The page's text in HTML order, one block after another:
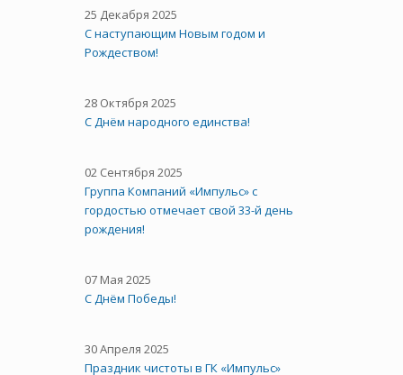
25 Декабря 2025
С наступающим Новым годом и
Рождеством!
28 Октября 2025
C Днём народного единства!
02 Сентября 2025
Группа Компаний «Импульс» с
гордостью отмечает свой 33-й день
рождения!
07 Мая 2025
С Днём Победы!
30 Апреля 2025
Праздник чистоты в ГК «Импульс»